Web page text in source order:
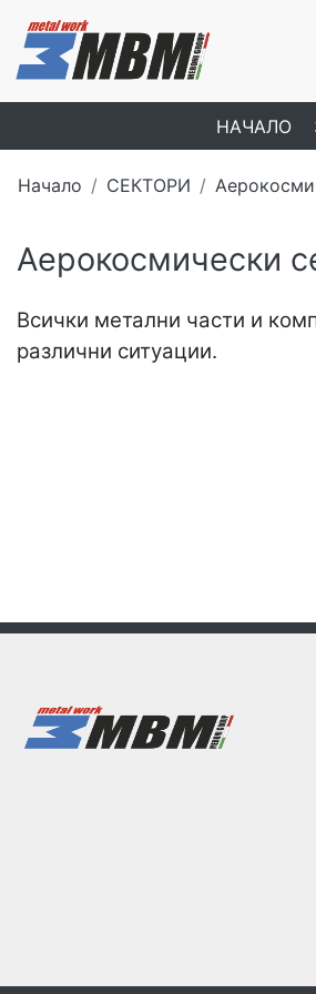
НАЧАЛО
Начало СЕКТОРИ
Aерокосмически
Всички метални части и
различни ситуации.